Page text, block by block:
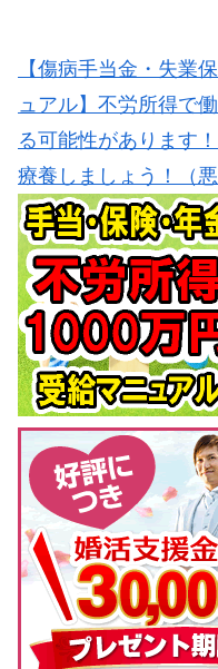
【傷病手当金・失業
ュアル】不労所得で
る可能性があります
療養しましょう！（悪